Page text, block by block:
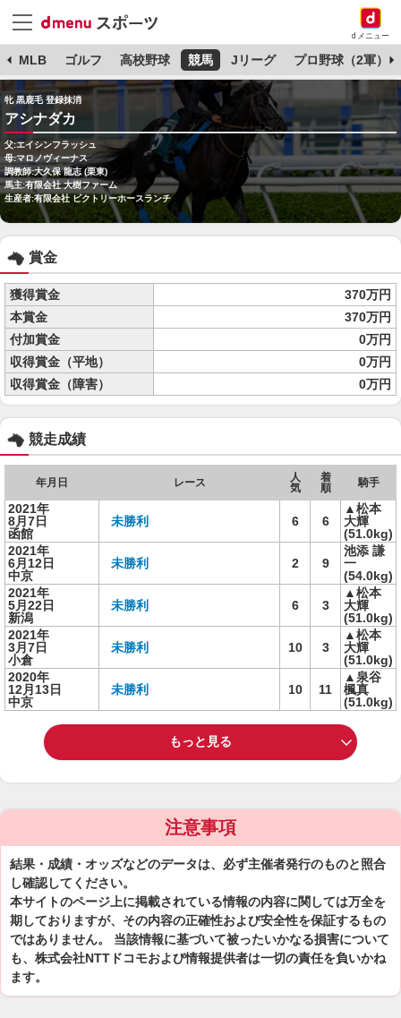
dメニュー
MLB ゴルフ 高校野球 競馬 Jリーグ プロ野球（2軍）
牝 黒鹿毛 登録抹消
アシナダカ
父:エイシンフラッシュ
母:マロノヴィーナス
調教師:大久保 龍志 (栗東)
馬主:有限会社 大樹ファーム
生産者:有限会社 ビクトリーホースランチ
賞金
獲得賞金
370万円
本賞金
370万円
付加賞金
0万円
収得賞金（平地）
0万円
収得賞金（障害）
0万円
競走成績
年月日 レース
人
気
着
順
騎手
2021年
8月7日
函館
未勝利 6 6
▲松本
大輝
(51.0kg)
2021年
6月12日
中京
未勝利 2 9
池添 謙
一
(54.0kg)
2021年
5月22日
新潟
未勝利 6 3
▲松本
大輝
(51.0kg)
2021年
3月7日
小倉
未勝利 10 3
▲松本
大輝
(51.0kg)
2020年
12月13日
中京
未勝利 10 11
▲泉谷
楓真
(51.0kg)
もっと見る
注意事項
結果・成績・オッズなどのデータは、必ず主催者発行のものと照合
し確認してください。
本サイトのページ上に掲載されている情報の内容に関しては万全を
期しておりますが、その内容の正確性および安全性を保証するもの
ではありません。 当該情報に基づいて被ったいかなる損害について
も、株式会社NTTドコモおよび情報提供者は一切の責任を負いかね
ます。